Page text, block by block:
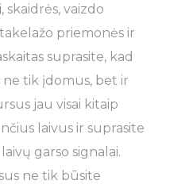
skaidrės, vaizdo
priemonės ir
suprasite, kad
ne tik įdomus, bet ir
jau visai kitaip
laivus ir suprasite
garso signalai.
ne tik būsite